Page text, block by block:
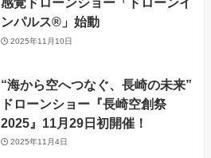
ンパルス®」始動
2025年11月10日
“海から空へつなぐ、長崎の未来”
ドローンショー『長崎空創祭
2025』11月29日初開催！
2025年11月4日